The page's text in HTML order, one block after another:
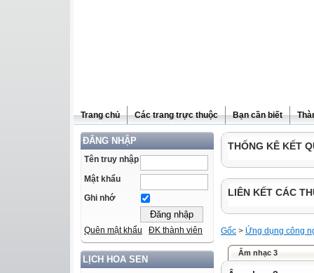
Trang chủ Các trang trực thuộc Bạn cần biết
ĐĂNG NHẬP
Tên truy nhập
Mật khẩu
Ghi nhớ
Quên mật khẩu ĐK thành viên
LỊCH HOA SEN
THỐNG KÊ KẾT
LIÊN KẾT CÁC
Gốc > Ứng dụng công
Âm nhạc 3